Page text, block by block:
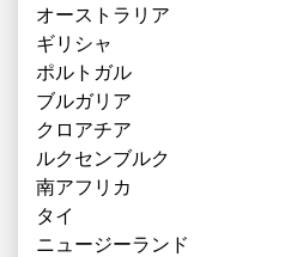
オーストラリア
ギリシャ
ポルトガル
ブルガリア
クロアチア
ルクセンブルク
南アフリカ
タイ
ニュージーランド